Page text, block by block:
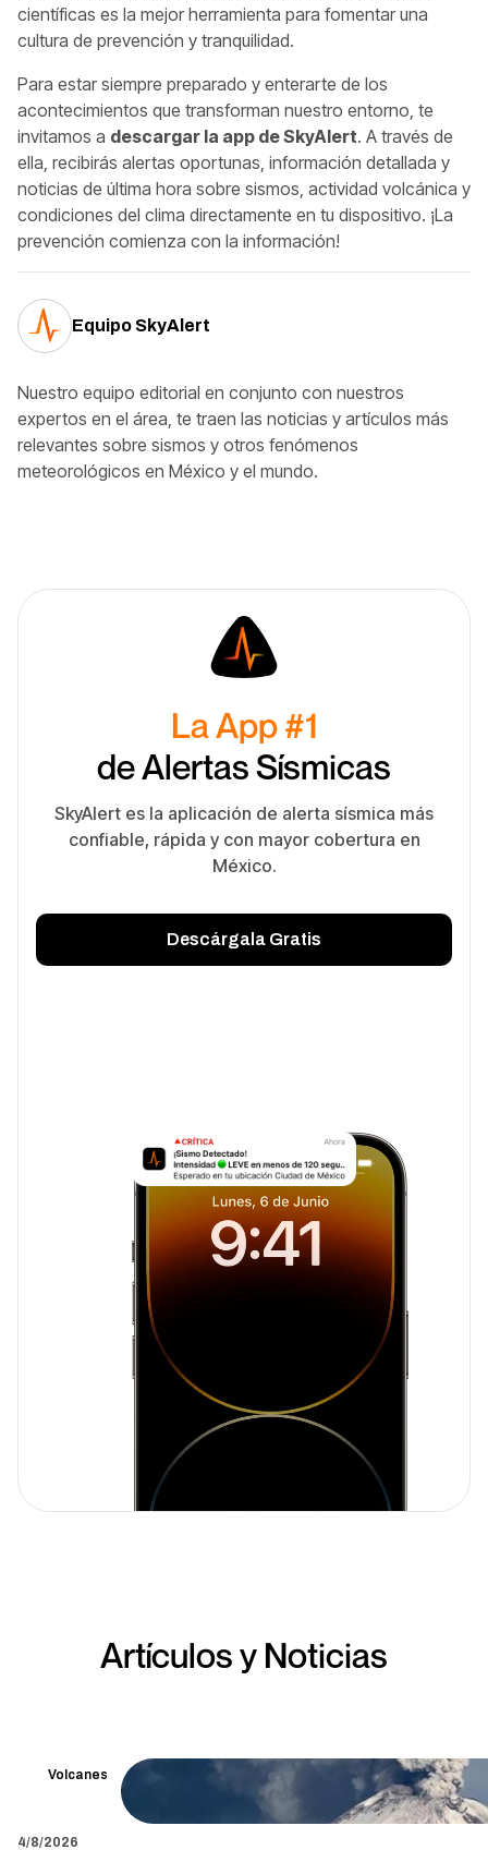
científicas es la mejor herramienta para fomentar una
cultura de prevención y tranquilidad.
Para estar siempre preparado y enterarte de los
acontecimientos que transforman nuestro entorno, te
invitamos a descargar la app de SkyAlert. A través de
ella, recibirás alertas oportunas, información detallada y
noticias de última hora sobre sismos, actividad volcánica y
condiciones del clima directamente en tu dispositivo. ¡La
prevención comienza con la información!
Equipo SkyAlert
Nuestro equipo editorial en conjunto con nuestros
expertos en el área, te traen las noticias y artículos más
relevantes sobre sismos y otros fenómenos
meteorológicos en México y el mundo.
La App #1
de Alertas Sísmicas
SkyAlert es la aplicación de alerta sísmica más
confiable, rápida y con mayor cobertura en
México.
Descárgala Gratis
Artículos y Noticias
Volcanes
4/8/2026